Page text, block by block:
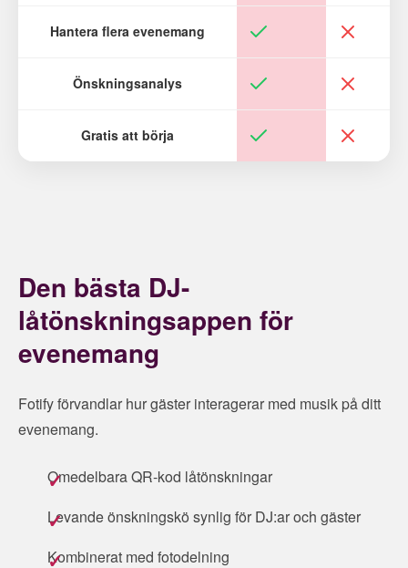
Hantera flera evenemang
Önskningsanalys
Gratis att börja
Den bästa DJ-
låtönskningsappen för
evenemang
Fotify förvandlar hur gäster interagerar med musik på ditt
evenemang.
Omedelbara QR-kod låtönskningar
Levande önskningskö synlig för DJ:ar och gäster
Kombinerat med fotodelning